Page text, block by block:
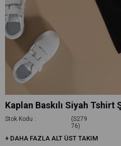
Kaplan Baskılı Siyah Tshirt
Stok Kodu
(S279
76)
+ DAHA FAZLA ALT ÜST TAKIM